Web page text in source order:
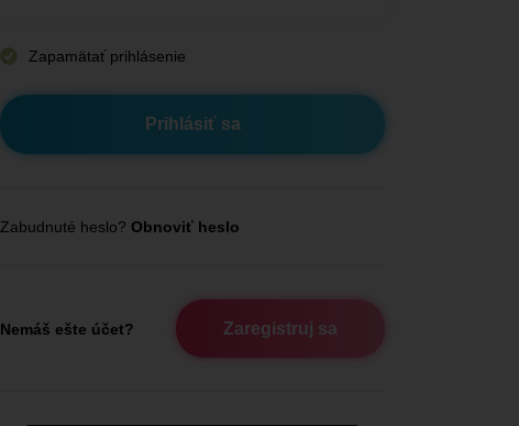
Zapamätať prihlásenie
Zabudnuté heslo? Obnoviť heslo
Nemáš ešte účet? Zaregistruj sa